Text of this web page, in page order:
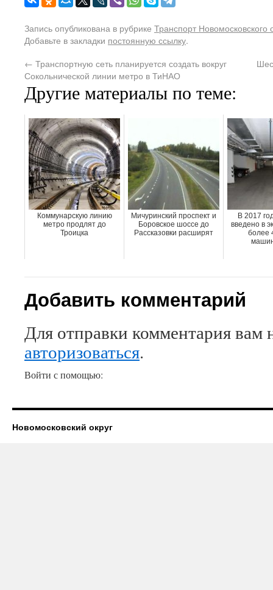
Запись опубликована в рубрике Транспорт Новомосковского
Добавьте в закладки постоянную ссылку.
← Транспортную сеть планируется создать вокруг
Сокольнической линии метро в ТиНАО
Другие материалы по теме:
Коммунарскую линию
метро продлят до
Троицка
Мичуринский проспект и
Боровское шоссе до
Рассказовки расширят
В 2017
введено в
более
Добавить комментарий
Для отправки комментария вам
авторизоваться.
Войти с помощью:
Новомосковский округ